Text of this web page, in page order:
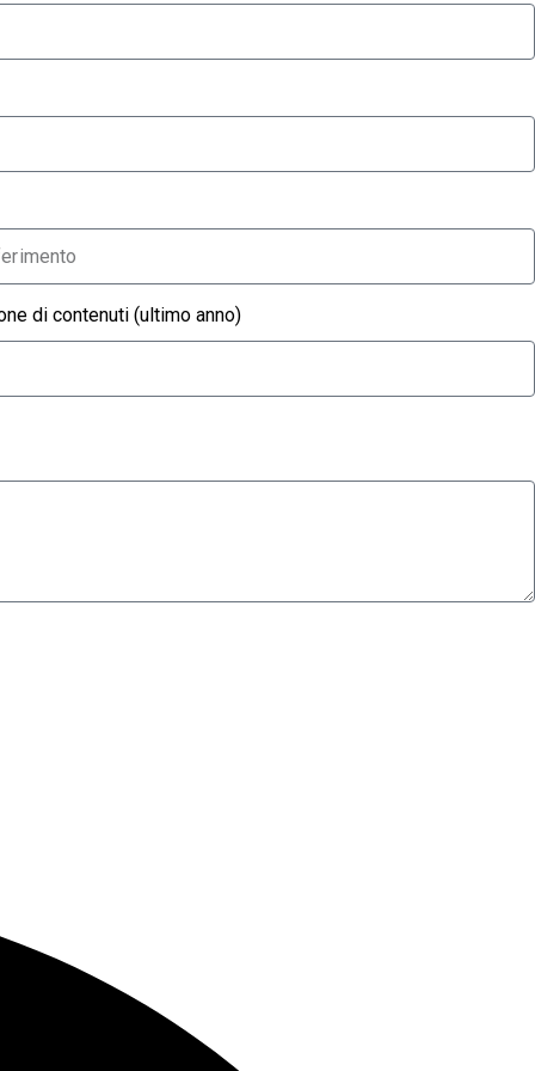
di contenuti (ultimo anno)